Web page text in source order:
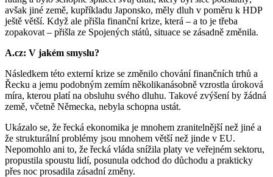
avšak jiné země, kupříkladu Japonsko, měly dluh v poměru k HDP
ještě větší. Když ale přišla finanční krize, která – a to je třeba
zopakovat – přišla ze Spojených států, situace se zásadně změnila.
A.cz: V jakém smyslu?
Následkem této externí krize se změnilo chování finančních trhů a
Řecku a jemu podobným zemím několikanásobně vzrostla úroková
míra, kterou platí na obsluhu svého dluhu. Takové zvýšení by žádná
země, včetně Německa, nebyla schopna ustát.
Ukázalo se, že řecká ekonomika je mnohem zranitelnější než jiné a
že strukturální problémy jsou mnohem větší než jinde v EU.
Nepomohlo ani to, že řecká vláda snížila platy ve veřejném sektoru,
propustila spoustu lidí, posunula odchod do důchodu a prakticky
přes noc prosadila zásadní změny.